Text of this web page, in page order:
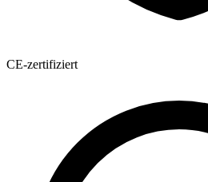
CE-zertifiziert